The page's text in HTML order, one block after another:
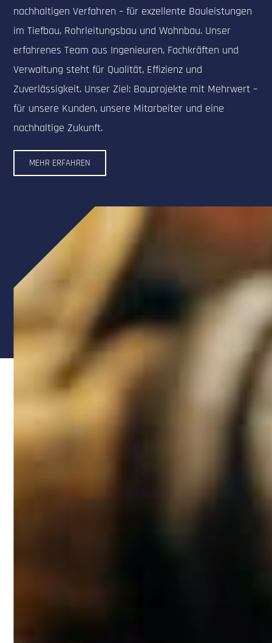
nachhaltigen Verfahren – für exzellente Bauleistungen
im Tiefbau, Rohrleitungsbau und Wohnbau. Unser
erfahrenes Team aus Ingenieuren, Fachkräften und
Verwaltung steht für Qualität, Effizienz und
Zuverlässigkeit. Unser Ziel: Bauprojekte mit Mehrwert –
für unsere Kunden, unsere Mitarbeiter und eine
nachhaltige Zukunft.
MEHR ERFAHREN